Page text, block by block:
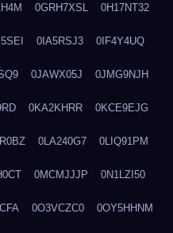
0GRH7XSL 0H17NT32
0IA5RSJ3 0IF4Y4UQ
0JAWX05J 0JMG9NJH
0KA2KHRR 0KCE9EJG
0LA240G7 0LIQ91PM
0MCMJJJP 0N1LZI50
0O3VCZC0 0OY5HHNM